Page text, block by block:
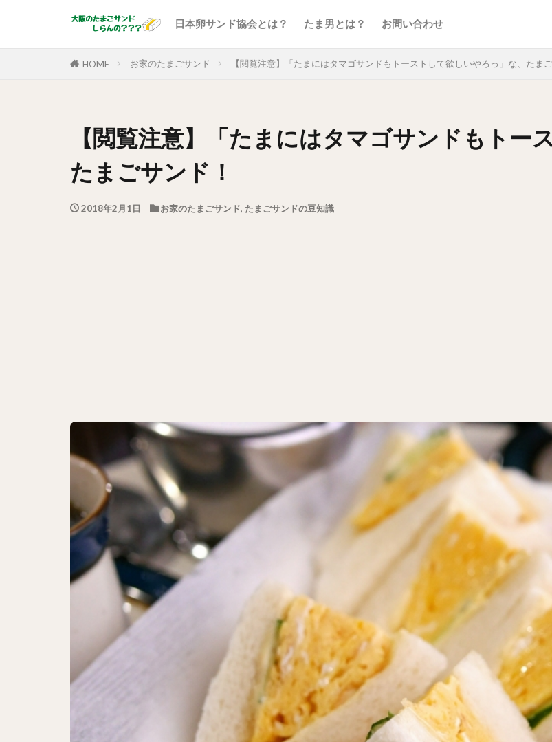
日本卵サンド協会とは？ たま男とは？ お問い合わせ
HOME お家のたまごサンド 【閲覧注意】「たまにはタマゴサンドもトーストして欲しいやろっ」な、たま
【閲覧注意】「たまにはタマゴサンドもトー
たまごサンド！
2018年2月1日 お家のたまごサンド, たまごサンドの豆知識